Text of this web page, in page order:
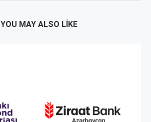
YOU MAY ALSO LIKE